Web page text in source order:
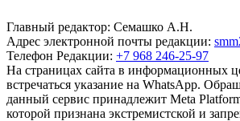
Главный редактор: Семашко А.Н.
Адрес электронной почты редакции:
Телефон Редакции: +7 968 246-25-97
На страницах сайта в информационных
встречаться указание на WhatsApp.
данный сервис принадлежит Meta
которой признана экстремистской и